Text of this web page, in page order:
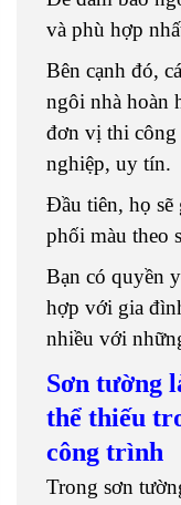
và phù hợp
Bên cạnh đó,
ngôi nhà hoàn
đơn vị thi công
nghiệp, uy tín.
Đầu tiên, họ sẽ
phối màu theo
Bạn có quyền
hợp với gia
nhiều với
Sơn tường
thể thiếu
công trình
Trong sơn